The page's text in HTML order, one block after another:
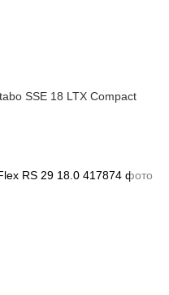
SSE 18 LTX Compact